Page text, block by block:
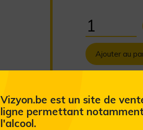
Ajouter au
Vizyon.be est un site de
ligne permettant
l'alcool.